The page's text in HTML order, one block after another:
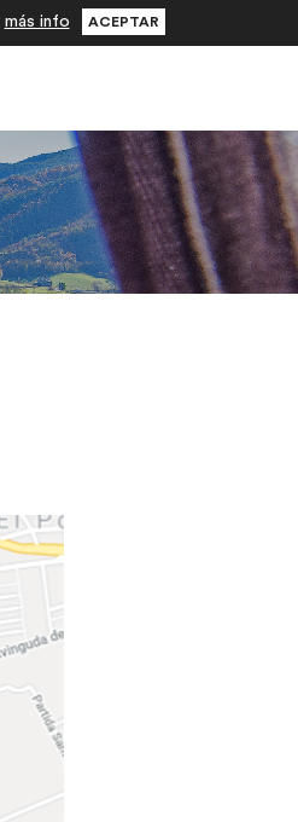
más info ACEPTAR